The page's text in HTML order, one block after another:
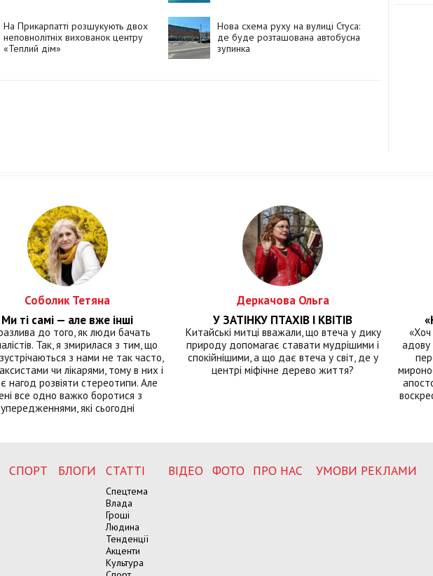
На Прикарпатті розшукують двох
неповнолітніх вихованок центру
«Теплий дім»
Нова схема руху на вулиці Стуса:
де буде розташована автобусна
зупинка
Соболик Тетяна
Ми ті самі — але вже інші
до того, як люди бачать
Так, я змирилася з тим, що
з нами не так часто,
чи лікарями, тому в них і
нагод розвіяти стереотипи. Але
все одно важко боротися з
упередженнями, які сьогодні
Деркачова Ольга
У ЗАТІНКУ ПТАХІВ І КВІТІВ
Китайські митці вважали, що втеча у дику
природу допомагає ставати мудрішими і
спокійнішими, а що дає втеча у світ, де у
центрі міфічне дерево життя?
«Хоч
адову
СПОРТ БЛОГИ СТАТТІ
Спецтема
Влада
Гроші
Людина
Тенденції
Акценти
Культура
ВІДЕО ФОТО ПРО НАС УМОВИ РЕКЛАМИ